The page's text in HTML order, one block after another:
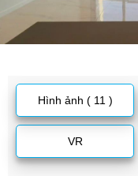
Hình ảnh ( 11 )
VR